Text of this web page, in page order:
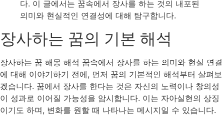
다. 이 글에서는 꿈속에서 장사를 하는 것의 내포된
의미와 현실적인 연결성에 대해 탐구합니다.
장사하는 꿈의 기본 해석
장사하는 꿈 해몽 해석 꿈속에서 장사를 하는 의미와 현실 연결
에 대해 이야기하기 전에, 먼저 꿈의 기본적인 해석부터 살펴보
겠습니다. 꿈에서 장사를 한다는 것은 자신의 노력이나 창의성
이 성과로 이어질 가능성을 암시합니다. 이는 자아실현의 상징
이기도 하며, 변화를 원할 때 나타나는 메시지일 수 있습니다.